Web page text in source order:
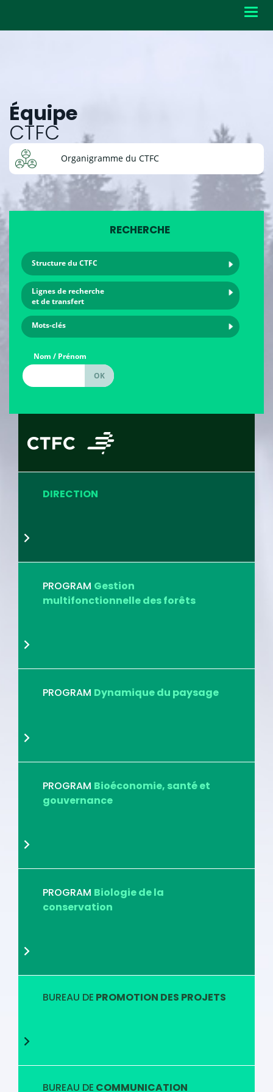
Équipe
CTFC
Organigramme du CTFC
RECHERCHE
Structure du CTFC
Lignes de recherche
et de transfert
Mots-clés
Nom / Prénom
DIRECTION
PROGRAM Gestion
multifonctionnelle des forêts
PROGRAM Dynamique du paysage
PROGRAM Bioéconomie, santé et
gouvernance
PROGRAM Biologie de la
conservation
BUREAU DE PROMOTION DES PROJETS
BUREAU DE COMMUNICATION